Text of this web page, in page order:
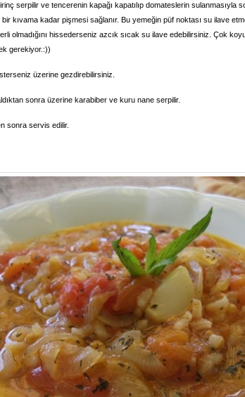
serpilir ve tencerenin kapağı kapatılıp domateslerin sulanmasıyla
kıvama kadar pişmesi sağlanır. Bu yemeğin püf noktası su ilave
olmadığını hissederseniz azcık sıcak su ilave edebilirsiniz. Çok
gerekiyor.:))
üzerine gezdirebilirsiniz.
sonra üzerine karabiber ve kuru nane serpilir.
sonra servis edilir.